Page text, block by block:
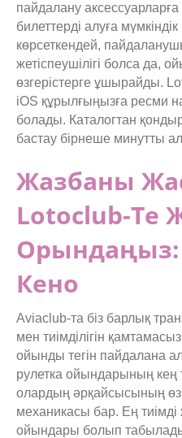
пайдалану аксессуарларға
билеттерді алуға
көрсеткендей,
жетіспеушілігі болса да,
өзгерістерге ұшырайды.
iOS құрылғыңызға ресми
болады. Каталогтан
бастау бірнеше минутты
Жазбаны
Lotoclub-Те
Орындаңыз:
Кено
Aviaclub-та біз барлық
мен тиімділігін
ойынды тегін пайдалана
рулетка ойындарының
олардың әрқайсысының
механикасы бар. Ең
ойындары болып